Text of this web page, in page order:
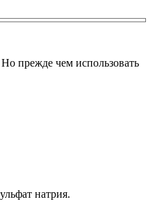
прежде чем использовать
натрия.